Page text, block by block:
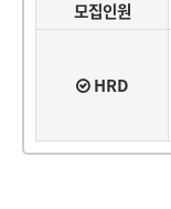
모집인원
HRD